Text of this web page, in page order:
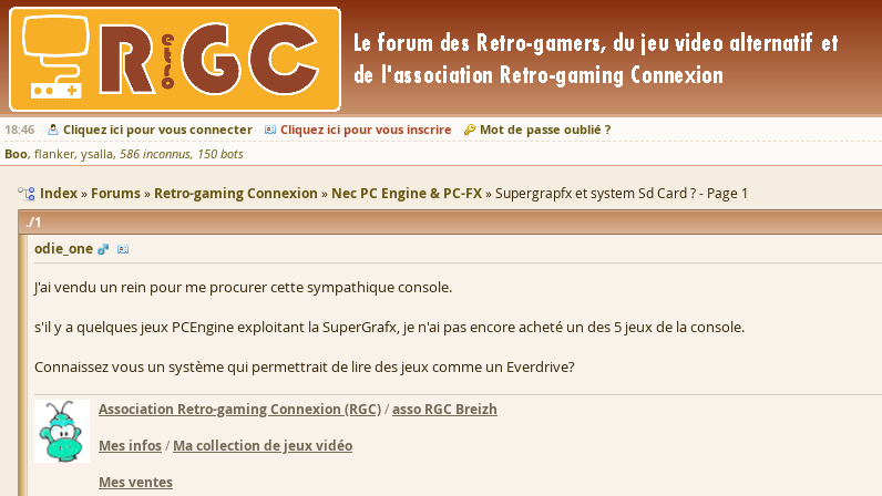
18:46 Cliquez ici pour vous connecter Cliquez ici pour vous inscrire
Mot de passe oublié ?
Boo flanker ysalla 586 inconnus 150 bots
Index Forums Retro-gaming Connexion Nec PC Engine & PC-FX Supergrapfx et system Sd Card ? - Page 1
1
odie_one
J'ai vendu un rein pour me procurer cette sympathique console.
s'il y a quelques jeux PCEngine exploitant la SuperGrafx, je n'ai pas encore acheté un des 5 jeux de la console.
Connaissez vous un système qui permettrait de lire des jeux comme un Everdrive?
Association Retro-gaming Connexion (RGC)/asso RGC Breizh
Mes infos/ Ma collection de jeux vidéo
Mes ventes